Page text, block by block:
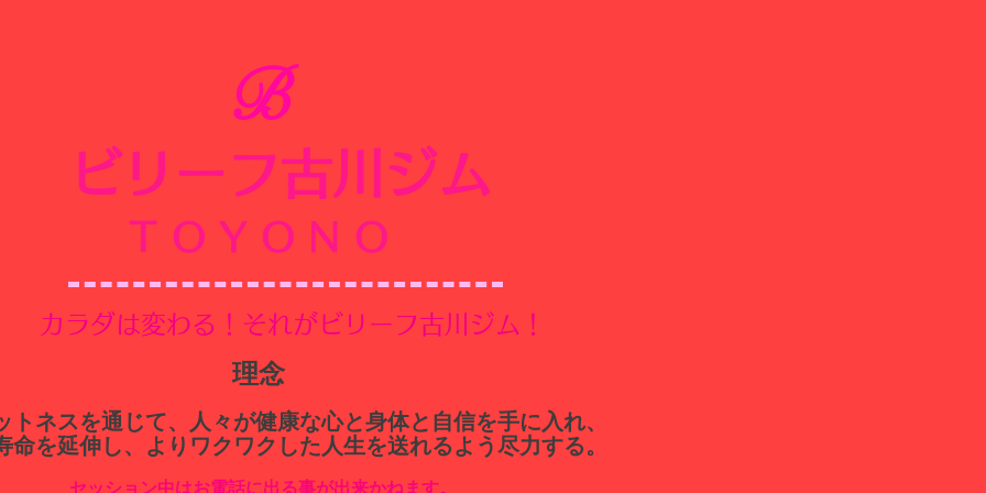
ビリーフ古川ジム
TOYONO
B
​カラダは変わる！それがビリーフ古川ジム！
​理念
トネスを通じて、人々が健康な心と身体と自信を手に入れ、
命を延伸し、よりワクワクした人生を送れるよう尽力する。
セッション中はお電話に出る事が出来かねます。